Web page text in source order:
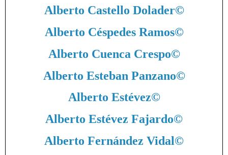
Alberto Castello Dolader©
Alberto Céspedes Ramos©
Alberto Cuenca Crespo©
Alberto Esteban Panzano©
Alberto Estévez©
Alberto Estévez Fajardo©
Alberto Fernández Vidal©